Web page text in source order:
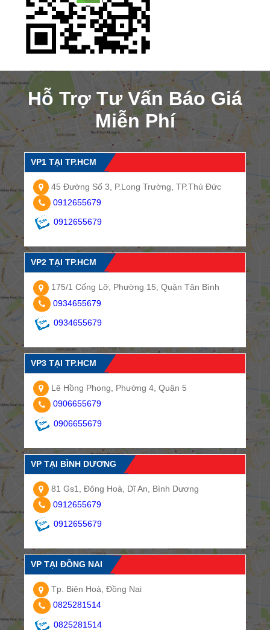
Hỗ Trợ Tư Vấn Báo Giá
Miễn Phí
VP1 TẠI TP.HCM
45 Đường Số 3, P.Long Trường, TP.Thủ Đức
0912655679
0912655679
VP2 TẠI TP.HCM
175/1 Cống Lỡ, Phường 15, Quận Tân Bình
0934655679
0934655679
VP3 TẠI TP.HCM
Lê Hồng Phong, Phường 4, Quận 5
0906655679
0906655679
VP TẠI BÌNH DƯƠNG
81 Gs1, Đông Hoà, Dĩ An, Bình Dương
0912655679
0912655679
VP TẠI ĐỒNG NAI
Tp. Biên Hoà, Đồng Nai
0825281514
0825281514